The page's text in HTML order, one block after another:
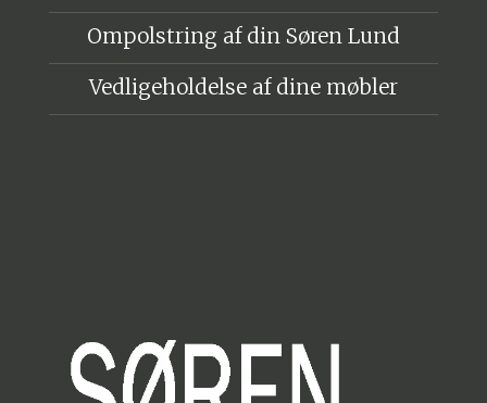
Ompolstring af din Søren Lund
Vedligeholdelse af dine møbler